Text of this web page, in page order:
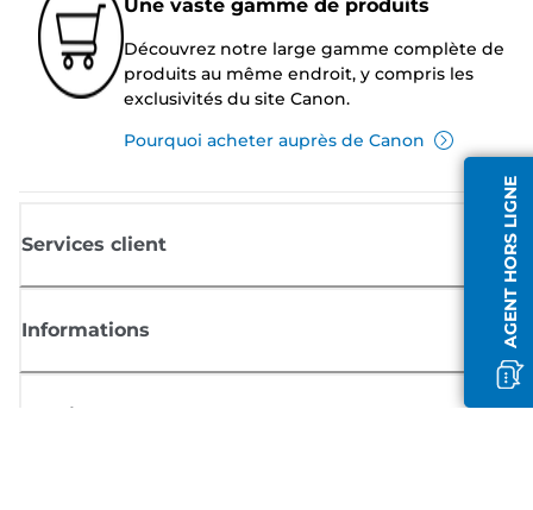
AGENT HORS LIGNE
Une vaste gamme de produits
Découvrez notre large gamme complète de
produits au même endroit, y compris les
exclusivités du site Canon.
Pourquoi acheter auprès de Canon
Services client
Informations
Boutique